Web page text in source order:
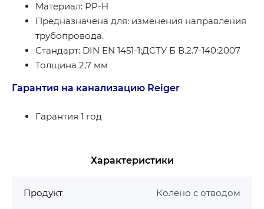
Материал: PP-H
Предназначена для: изменения направления
трубопровода.
Стандарт: DIN EN 1451-1;ДСТУ Б В.2.7-140:2007
Толщина 2,7 мм
Гарантия на канализацию Reiger
Гарантия 1 год
Характеристики
Продукт Колено с отводом